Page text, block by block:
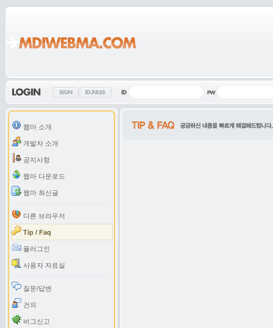
웹마 소개
개발자 소개
공지사항
웹마 다운로드
웹마 최신글
다른 브라우저
Tip / Faq
플러그인
사용자 자료실
질문/답변
건의
버그신고